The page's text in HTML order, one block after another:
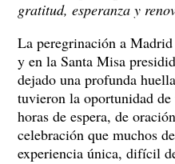
gratitud, esperanza y
La peregrinación a
y en la Santa Misa
dejado una profunda
tuvieron la oportunidad
horas de espera, de
celebración que muchos
experiencia única, difícil